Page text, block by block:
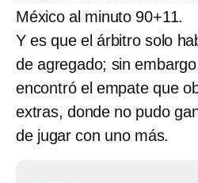
México al minuto 90+11.
Y es que el árbitro solo
de agregado; sin
encontró el empate que
extras, donde no pudo
de jugar con uno más.